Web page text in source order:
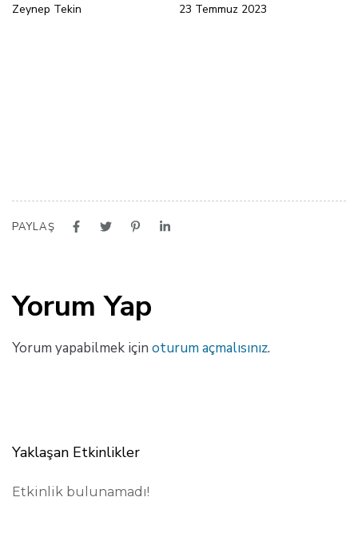
Zeynep Tekin 23 Temmuz 2023
PAYLAŞ
Yorum Yap
Yorum yapabilmek için oturum açmalısınız.
Yaklaşan Etkinlikler
Etkinlik bulunamadı!